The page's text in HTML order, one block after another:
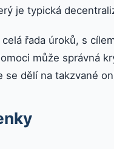
je typická
řada úroků, s
může správná
se dělí na takzvané